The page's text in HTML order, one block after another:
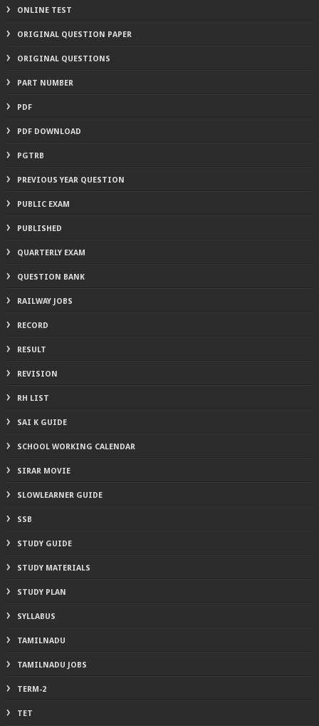
ONLINE TEST
ORIGINAL QUESTION PAPER
ORIGINAL QUESTIONS
PART NUMBER
PDF
PDF DOWNLOAD
PGTRB
PREVIOUS YEAR QUESTION
PUBLIC EXAM
PUBLISHED
QUARTERLY EXAM
QUESTION BANK
RAILWAY JOBS
RECORD
RESULT
REVISION
RH LIST
SAI K GUIDE
SCHOOL WORKING CALENDAR
SIRAR MOVIE
SLOWLEARNER GUIDE
SSB
STUDY GUIDE
STUDY MATERIALS
STUDY PLAN
SYLLABUS
TAMILNADU
TAMILNADU JOBS
TERM-2
TET